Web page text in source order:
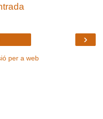
›
per a web